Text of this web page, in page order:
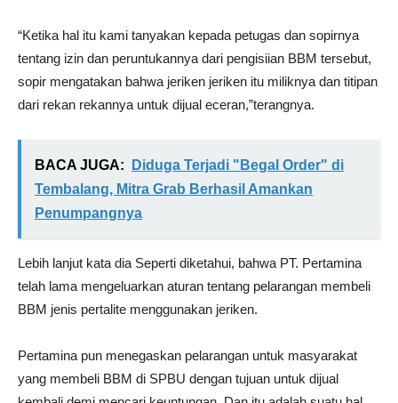
“Ketika hal itu kami tanyakan kepada petugas dan sopirnya
tentang izin dan peruntukannya dari pengisiian BBM tersebut,
sopir mengatakan bahwa jeriken jeriken itu miliknya dan titipan
dari rekan rekannya untuk dijual eceran,”terangnya.
BACA JUGA:
Diduga Terjadi "Begal Order" di
Tembalang, Mitra Grab Berhasil Amankan
Penumpangnya
Lebih lanjut kata dia Seperti diketahui, bahwa PT. Pertamina
telah lama mengeluarkan aturan tentang pelarangan membeli
BBM jenis pertalite menggunakan jeriken.
Pertamina pun menegaskan pelarangan untuk masyarakat
yang membeli BBM di SPBU dengan tujuan untuk dijual